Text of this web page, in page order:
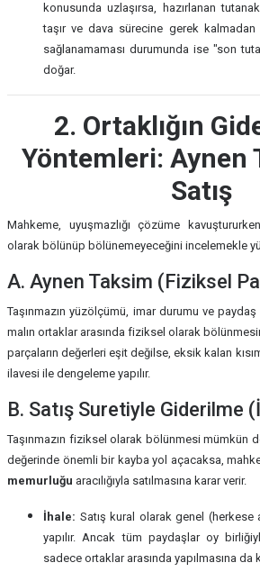
konusunda uzlaşırsa, hazırlanan tutanak
taşır ve dava sürecine gerek kalmadan
sağlanamaması durumunda ise "son
doğar.
2. Ortaklığın
Yöntemleri: Aynen
Satış
Mahkeme, uyuşmazlığı çözüme
olarak bölünüp bölünemeyeceğini incelemekle
A. Aynen Taksim (Fiziksel
Taşınmazın yüzölçümü, imar durumu ve
malın ortaklar arasında fiziksel olarak
parçaların değerleri eşit değilse, eksik kalan
ilavesi ile dengeleme yapılır.
B. Satış Suretiyle Giderilme
Taşınmazın fiziksel olarak bölünmesi mümkün
değerinde önemli bir kayba yol açacaksa,
memurluğu aracılığıyla satılmasına karar verir.
İhale: Satış kural olarak genel (herkese
yapılır. Ancak tüm paydaşlar oy
sadece ortaklar arasında yapılmasına da